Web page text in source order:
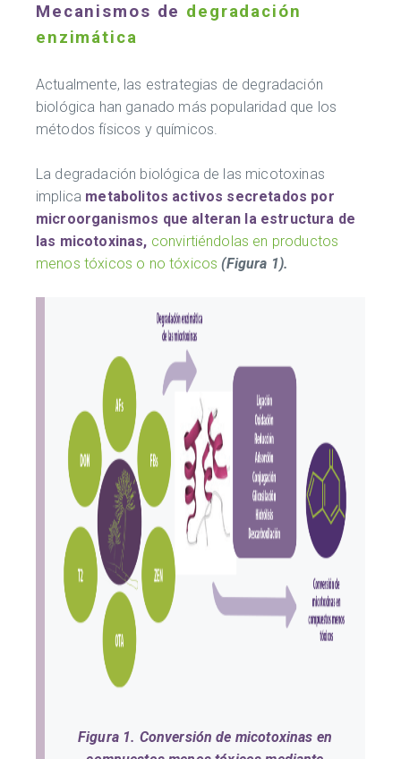
Mecanismos de degradación
enzimática
Actualmente, las estrategias de degradación
biológica han ganado más popularidad que los
métodos físicos y químicos.
La degradación biológica de las micotoxinas
implica metabolitos activos secretados por
microorganismos que alteran la estructura de
las micotoxinas, convirtiéndolas en productos
menos tóxicos o no tóxicos (Figura 1).
Figura 1. Conversión de micotoxinas en